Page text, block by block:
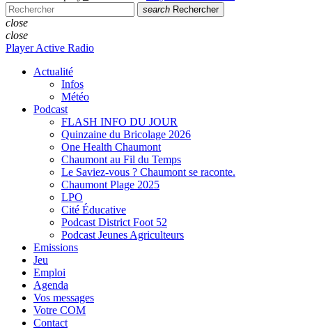
search Rechercher
close
close
Player Active Radio
Actualité
Infos
Météo
Podcast
FLASH INFO DU JOUR
Quinzaine du Bricolage 2026
One Health Chaumont
Chaumont au Fil du Temps
Le Saviez-vous ? Chaumont se raconte.
Chaumont Plage 2025
LPO
Cité Éducative
Podcast District Foot 52
Podcast Jeunes Agriculteurs
Emissions
Jeu
Emploi
Agenda
Vos messages
Votre COM
Contact